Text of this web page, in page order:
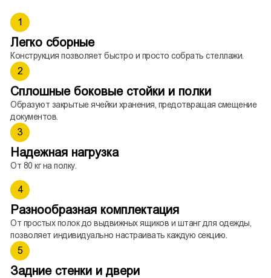
1
Легко сборные
Конструкция позволяет быстро и просто собрать стеллажи.
2
Сплошные боковые стойки и полки
Образуют закрытые ячейки хранения, предотвращая смещение
документов.
3
Надежная нагрузка
От 80 кг на полку.
4
Разнообразная комплектация
От простых полок до выдвижных ящиков и штанг для одежды,
позволяет индивидуально настраивать каждую секцию.
5
Задние стенки и двери